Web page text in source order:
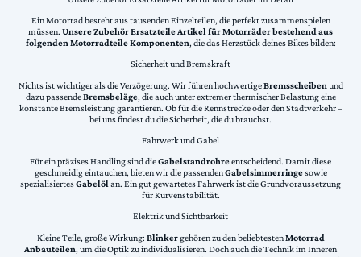
Ein Motorrad besteht aus tausenden Einzelteilen, die perfekt zusammenspielen
müssen. Unsere Zubehör Ersatzteile Artikel für Motorräder bestehend aus
folgenden Motorradteile Komponenten, die das Herzstück deines Bikes bilden:
Sicherheit und Bremskraft
Nichts ist wichtiger als die Verzögerung. Wir führen hochwertigeBremsscheiben und
dazu passendeBremsbeläge, die auch unter extremer thermischer Belastung eine
konstante Bremsleistung garantieren. Ob für die Rennstrecke oder den Stadtverkehr –
bei uns findest du die Sicherheit, die du brauchst.
Fahrwerk und Gabel
Für ein präzises Handling sind dieGabelstandrohreentscheidend. Damit diese
geschmeidig eintauchen, bieten wir die passendenGabelsimmerringesowie
spezialisiertesGabelölan. Ein gut gewartetes Fahrwerk ist die Grundvoraussetzung
für Kurvenstabilität.
Elektrik und Sichtbarkeit
Kleine Teile, große Wirkung: Blinkergehören zu den beliebtestenMotorrad
Anbauteilen, um die Optik zu individualisieren. Doch auch die Technik im Inneren